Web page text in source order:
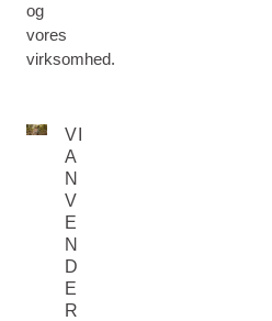
og
vores
virksomhed.
VI
A
N
V
E
N
D
E
R